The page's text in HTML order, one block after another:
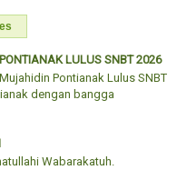
LULUS SNBT 2026
Pontianak Lulus SNBT
dengan bangga
Wabarakatuh.